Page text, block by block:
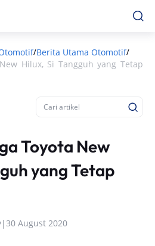
/Berita Utama Otomotif/
Hilux, Si Tangguh yang Tetap
Toyota New
yang Tetap
|30 August 2020